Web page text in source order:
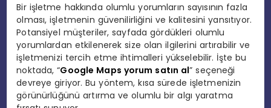
Bir işletme hakkında olumlu yorumların sayısının fazla
olması, işletmenin güvenilirliğini ve kalitesini yansıtıyor.
Potansiyel müşteriler, sayfada gördükleri olumlu
yorumlardan etkilenerek size olan ilgilerini artırabilir ve
işletmenizi tercih etme ihtimalleri yükselebilir. İşte bu
noktada, “Google Maps yorum satın al” seçeneği
devreye giriyor. Bu yöntem, kısa sürede işletmenizin
görünürlüğünü artırma ve olumlu bir algı yaratma